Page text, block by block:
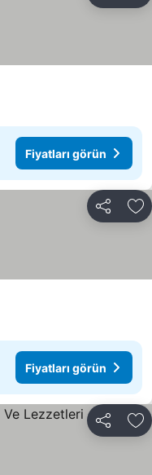
Fiyatları görün
Paylaş
Fiyatları görün
Paylaş